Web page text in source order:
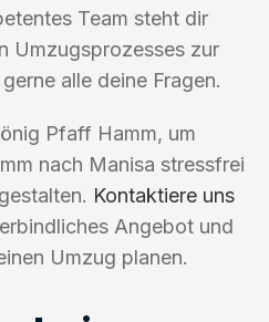
Team steht dir
Umzugsprozesses zur
alle deine Fragen.
Pfaff Hamm, um
nach Manisa stressfrei
Kontaktiere uns
Angebot und
Umzug planen.